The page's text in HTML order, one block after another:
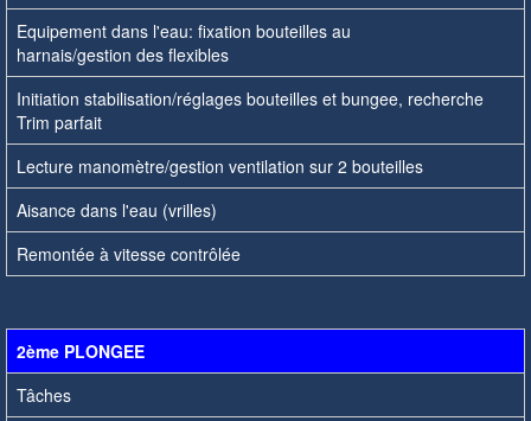
Equipement dans l'eau: fixation bouteilles au
harnais/gestion des flexibles
Initiation stabilisation/réglages bouteilles et bungee, recherche
Trim parfait
Lecture manomètre/gestion ventilation sur 2 bouteilles
Aisance dans l'eau (vrilles)
Remontée à vitesse contrôlée
2ème PLONGEE
Tâches